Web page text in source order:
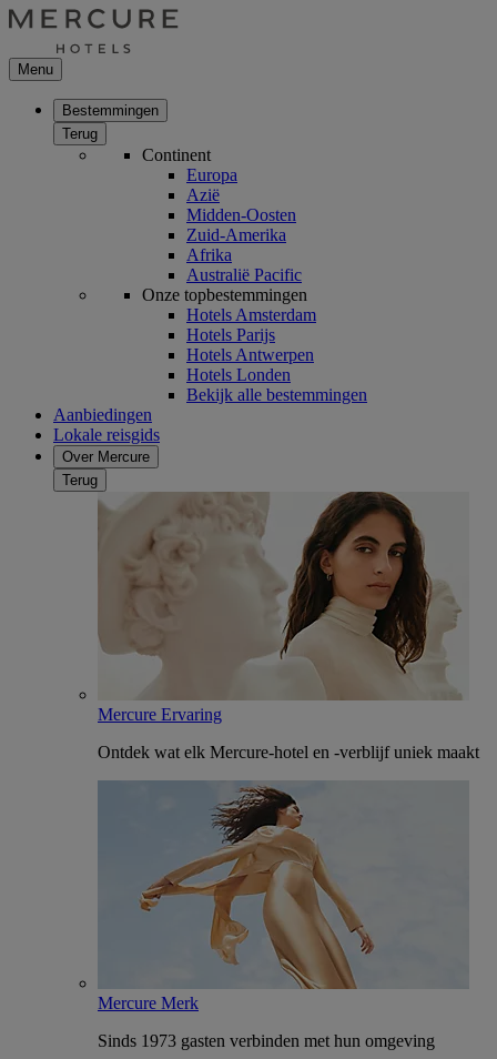
Menu
Bestemmingen
Terug
Continent
Europa
Azië
Midden-Oosten
Zuid-Amerika
Afrika
Australië Pacific
Onze topbestemmingen
Hotels Amsterdam
Hotels Parijs
Hotels Antwerpen
Hotels Londen
Bekijk alle bestemmingen
Aanbiedingen
Lokale reisgids
Over Mercure
Terug
Mercure Ervaring
Ontdek wat elk Mercure-hotel en -verblijf uniek maakt
Mercure Merk
Sinds 1973 gasten verbinden met hun omgeving